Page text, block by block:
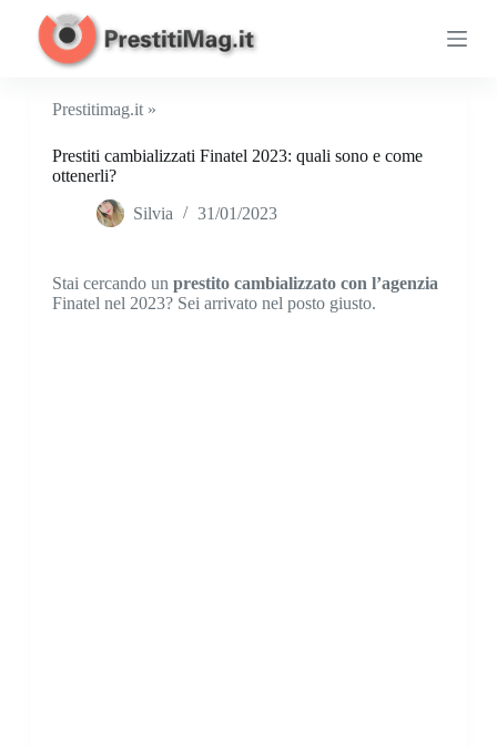
Prestitimag.it »
Prestiti cambializzati Finatel 2023: quali sono e come
ottenerli?
Silvia 31/01/2023
Stai cercando un prestito cambializzato con l’agenzia
Finatel nel 2023? Sei arrivato nel posto giusto.